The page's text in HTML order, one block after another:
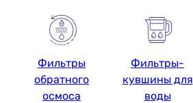
Фильтры
обратного
осмоса
Фильтры-
кувшины для
воды